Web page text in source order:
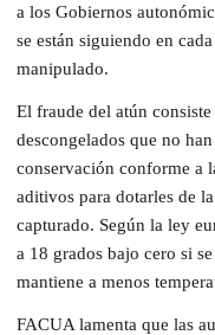
a los Gobiernos
se están siguiendo en
manipulado.
El fraude del atún
descongelados que no
conservación conforme a
aditivos para dotarles de
capturado. Según la ley
a 18 grados bajo cero si
mantiene a menos
FACUA lamenta que las